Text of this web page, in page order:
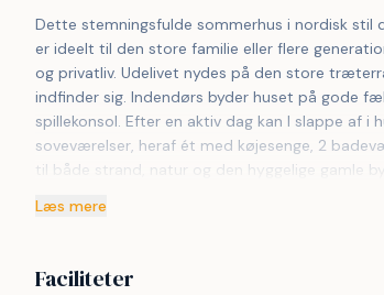
Dette stemningsfulde sommerhus i nordisk stil
er ideelt til den store familie eller flere
og privatliv. Udelivet nydes på den store
indfinder sig. Indendørs byder huset på gode
spillekonsol. Efter en aktiv dag kan I slappe af
soveværelser, heraf ét med køjesenge, 2
til både strand, natur og den hyggelige gamle
Læs mere
Faciliteter